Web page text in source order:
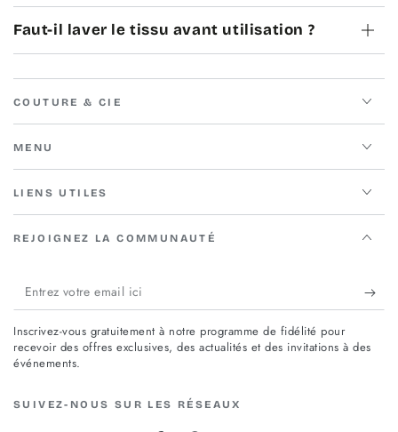
Faut-il laver le tissu avant utilisation ?
COUTURE & CIE
MENU
LIENS UTILES
REJOIGNEZ LA COMMUNAUTÉ
Entrez
votre
email
ici
Inscrivez-vous gratuitement à notre programme de fidélité pour
recevoir des offres exclusives, des actualités et des invitations à des
événements.
SUIVEZ-NOUS SUR LES RÉSEAUX